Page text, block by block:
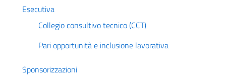
Esecutiva
Collegio consultivo tecnico (CCT)
Pari opportunità e inclusione lavorativa
Sponsorizzazioni